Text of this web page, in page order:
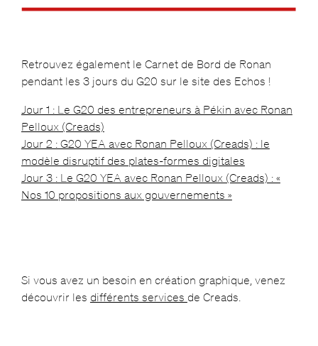
Retrouvez également le Carnet de Bord de Ronan
pendant les 3 jours du G20 sur le site des Echos !
Jour 1 : Le G20 des entrepreneurs à Pékin avec Ronan
Pelloux (Creads)
Jour 2 : G20 YEA avec Ronan Pelloux (Creads) : le
modèle disruptif des plates-formes digitales
Jour 3 : Le G20 YEA avec Ronan Pelloux (Creads) : «
Nos 10 propositions aux gouvernements »
Si vous avez un besoin en création graphique, venez
découvrir les différents services de Creads.